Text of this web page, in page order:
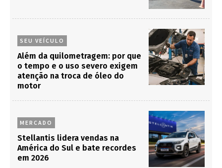
SEU VEÍCULO
Além da quilometragem: por que
o tempo e o uso severo exigem
atenção na troca de óleo do
motor
MERCADO
Stellantis lidera vendas na
América do Sul e bate recordes
em 2026